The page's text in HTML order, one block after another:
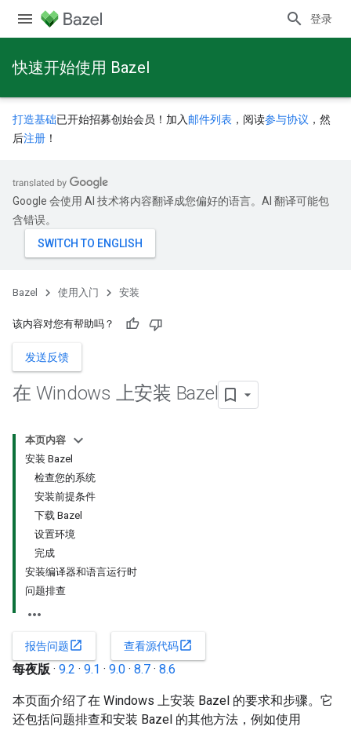
登录
快速开始使用 Bazel
打造基础已开始招募创始会员！加入 邮件列表 ，阅读参与协议 ，然
后注册 ！
Google 会使用 AI 技术将内容翻译成您偏好的语言。AI 翻译可能包
含错误。
Bazel 使用入门 安装
该内容对您有帮助吗？
发送反馈
在 Windows 上安装 Bazel
本页内容
安装 Bazel
检查您的系统
安装前提条件
下载 Bazel
设置环境
完成
安装编译器和语言运行时
问题排查
报告问题open_in_new 查看源代码open_in_new
每夜版 · 9.2 · 9.1 · 9.0 · 8.7 · 8.6
本页面介绍了在 Windows 上安装 Bazel 的要求和步骤。它
还包括问题排查和安装 Bazel 的其他方法，例如使用